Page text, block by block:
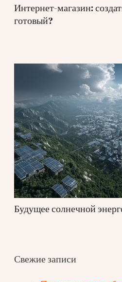
Интернет-магазин:
готовый?
Будущее солнечной
Свежие записи